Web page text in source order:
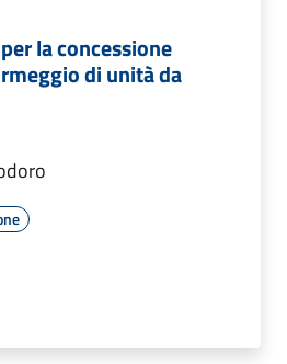
la concessione
di unità da